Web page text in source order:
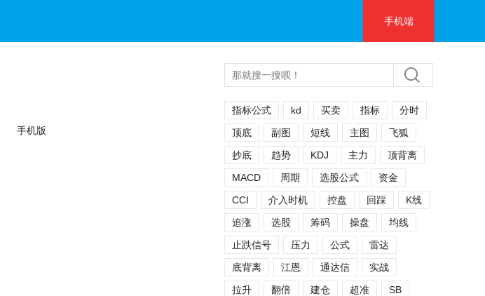
手机端
手机版
指标公式 kd 买卖 指标
分时
顶底
副图 短线 主图
飞狐
抄底
趋势 KDJ 主力
顶背离
MACD
周期 选股公式
资金
CCI
介入时机 控盘 回踩
K线
追涨
选股 筹码 操盘
均线
止跌信号
压力 公式
雷达
底背离
江恩 通达信
实战
拉升
翻倍 建仓 超准
SB